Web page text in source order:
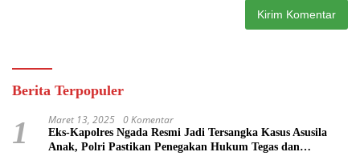
Berita Terpopuler
1 Maret 13, 2025 0 Komentar
Eks-Kapolres Ngada Resmi Jadi Tersangka Kasus Asusila
Anak, Polri Pastikan Penegakan Hukum Tegas dan